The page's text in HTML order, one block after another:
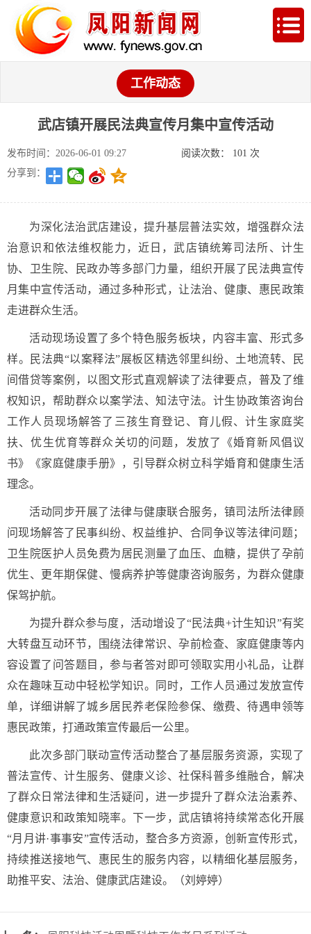
工作动态
武店镇开展民法典宣传月集中宣传活动
发布时间：2026-06-01 09:27 阅读次数： 101 次
分享到：
为深化法治武店建设，提升基层普法实效，增强群众法
治意识和依法维权能力，近日，武店镇统筹司法所、计生
协、卫生院、民政办等多部门力量，组织开展了民法典宣传
月集中宣传活动，通过多种形式，让法治、健康、惠民政策
走进群众生活。
活动现场设置了多个特色服务板块，内容丰富、形式多
样。民法典“以案释法”展板区精选邻里纠纷、土地流转、民
间借贷等案例，以图文形式直观解读了法律要点，普及了维
权知识，帮助群众以案学法、知法守法。 计生协政策咨询台
工作人员现场解答了三孩生育登记、育儿假、计生家庭奖
扶、优生优育等群众关切的问题，发放了《婚育新风倡议
书》《家庭健康手册》，引导群众树立科学婚育和健康生活
理念。
活动同步开展了法律与健康联合服务，镇司法所法律顾
问现场解答了民事纠纷、权益维护、合同争议等法律问题；
卫生院医护人员免费为居民测量了血压、血糖，提供了孕前
优生、更年期保健、慢病养护等健康咨询服务，为群众健康
保驾护航。
为提升群众参与度，活动增设了“民法典+计生知识”有奖
大转盘互动环节，围绕法律常识、孕前检查、家庭健康等内
容设置了问答题目，参与者答对即可领取实用小礼品，让群
众在趣味互动中轻松学知识。同时，工作人员通过发放宣传
单，详细讲解了城乡居民养老保险参保、缴费、待遇申领等
惠民政策，打通政策宣传最后一公里。
此次多部门联动宣传活动整合了基层服务资源，实现了
普法宣传、计生服务、健康义诊、社保科普多维融合，解决
了群众日常法律和生活疑问，进一步提升了群众法治素养、
健康意识和政策知晓率。 下一步，武店镇将持续常态化开展
“月月讲·事事安”宣传活动，整合多方资源，创新宣传形式，
持续推送接地气、惠民生的服务内容，以精细化基层服务，
助推平安、法治、健康武店建设。
（刘婷婷）